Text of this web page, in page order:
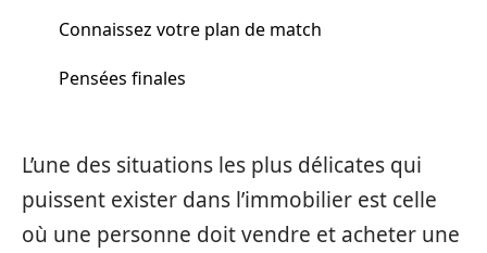
Connaissez votre plan de match
Pensées finales
L’une des situations les plus délicates qui
puissent exister dans l’immobilier est celle
où une personne doit vendre et acheter une